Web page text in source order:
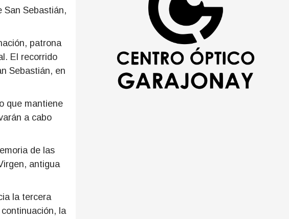
San Sebastián,
patrona
El recorrido
Sebastián, en
que mantiene
a cabo
de las
antigua
la tercera
la